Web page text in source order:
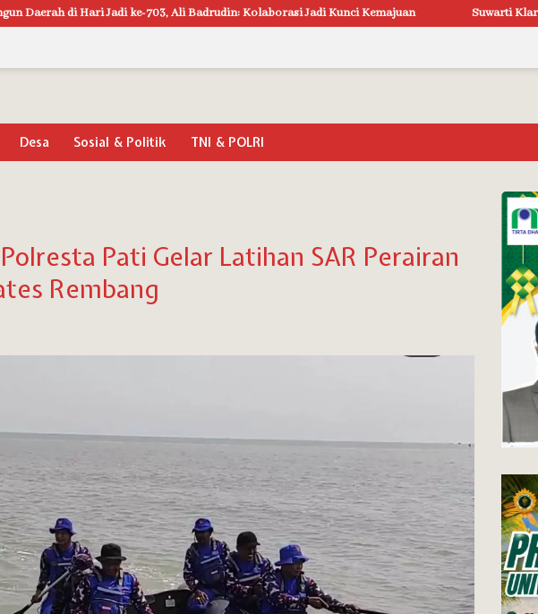
703, Ali Badrudin: Kolaborasi Jadi Kunci Kemajuan Suwarti Klarifikasi Pernyataan Utomo
Desa Sosial & Politik TNI & POLRI
Pati Gelar Latihan SAR Perairan
Rembang